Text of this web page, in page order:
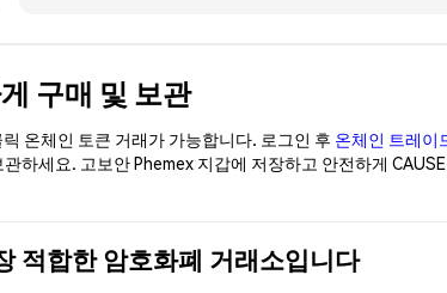
구매 및 보관
온체인 토큰 거래가 가능합니다. 로그인 후 온체인 트레이
하세요. 고보안 Phemex 지갑에 저장하고 안전하게
적합한 암호화폐 거래소입니다